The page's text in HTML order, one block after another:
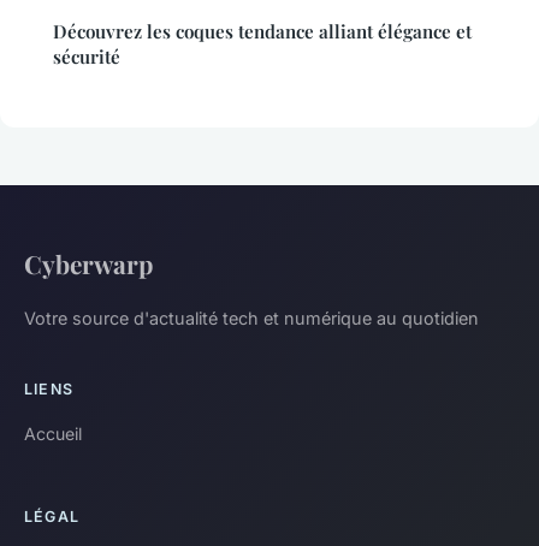
Découvrez les coques tendance alliant élégance et
sécurité
Cyberwarp
Votre source d'actualité tech et numérique au quotidien
LIENS
Accueil
LÉGAL